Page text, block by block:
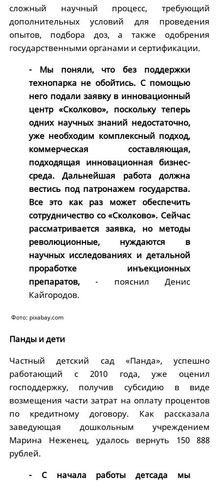
сложный научный процесс, требующий
дополнительных условий для проведения
опытов, подбора доз, а также одобрения
государственными органами и сертификации.
- Мы поняли, что без поддержки
технопарка не обойтись. С помощью
него подали заявку в инновационный
центр «Сколково», поскольку теперь
одних научных знаний недостаточно,
уже необходим комплексный подход,
коммерческая составляющая,
подходящая инновационная бизнес-
среда. Дальнейшая работа должна
вестись под патронажем государства.
Все это как раз может обеспечить
сотрудничество со «Сколково». Сейчас
рассматривается заявка, но методы
революционные, нуждаются в
научных исследованиях и детальной
проработке инъекционных
препаратов,- пояснил Денис
Кайгородов.
Фото: pixabay.com
Панды и дети
Частный детский сад «Панда», успешно
работающий с 2010 года, уже оценил
господдержку, получив субсидию в виде
возмещения части затрат на оплату процентов
по кредитному договору. Как рассказала
заведующая дошкольным учреждением
Марина Неженец, удалось вернуть 150 888
рублей.
- С начала работы детсада мы